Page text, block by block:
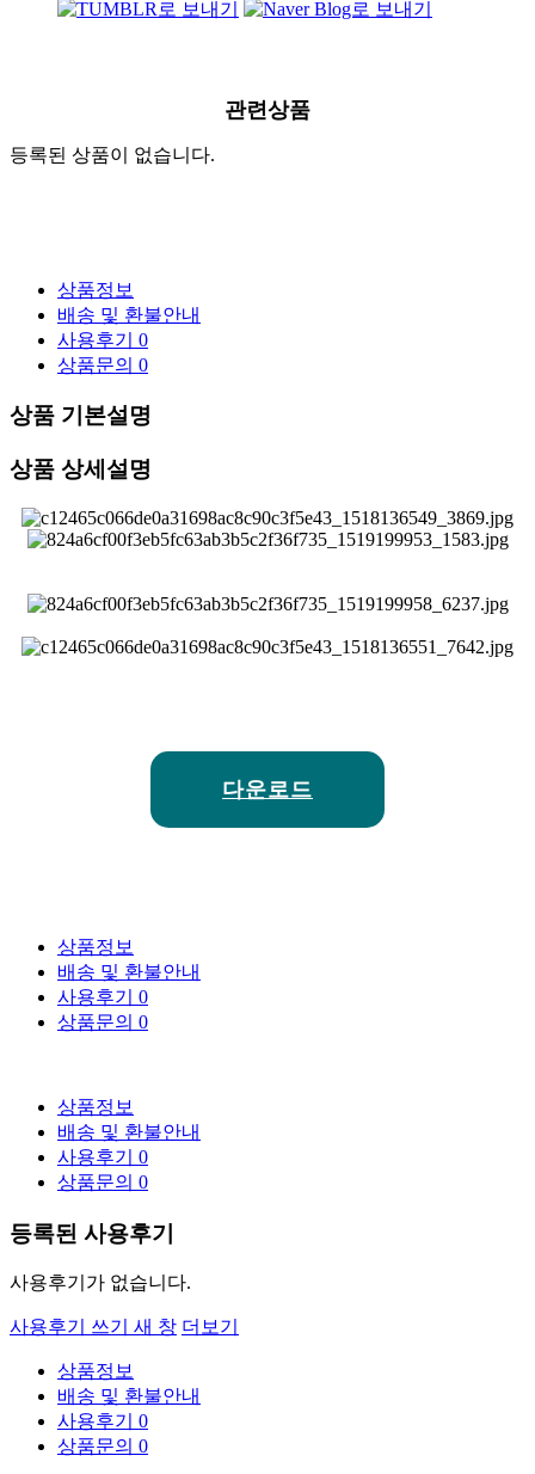
관련상품
등록된 상품이 없습니다.
상품정보
배송 및 환불안내
사용후기 0
상품문의 0
상품 기본설명
상품 상세설명
다운로드
상품정보
배송 및 환불안내
사용후기 0
상품문의 0
상품정보
배송 및 환불안내
사용후기 0
상품문의 0
등록된 사용후기
사용후기가 없습니다.
사용후기 쓰기 새 창 더보기
상품정보
배송 및 환불안내
사용후기 0
상품문의 0